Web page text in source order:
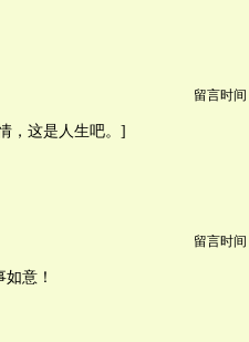
留言时间
，这是人生吧。]
留言时间
意！